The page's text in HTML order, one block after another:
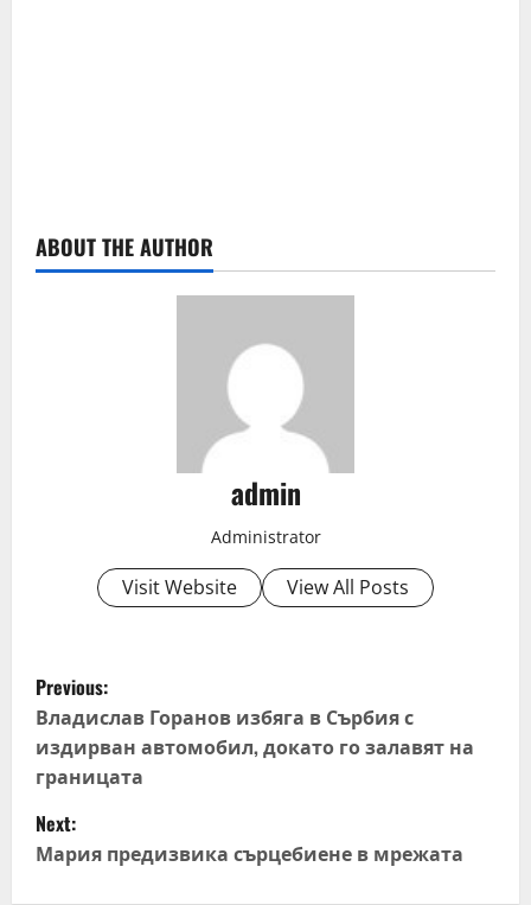
ABOUT THE AUTHOR
admin
Administrator
Visit Website View All Posts
P
o
s
t
n
Previous:
Владислав Горанов избяга в Сърбия с
издирван автомобил, докато го залавят на
границата
Next:
Мария предизвика сърцебиене в мрежата